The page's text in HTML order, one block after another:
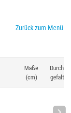
Zurück zum Menü
Maße
(cm)
gefaltet